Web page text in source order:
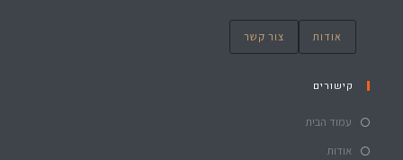
אודות צור קשר
קישורים
עמוד הבית
אודות